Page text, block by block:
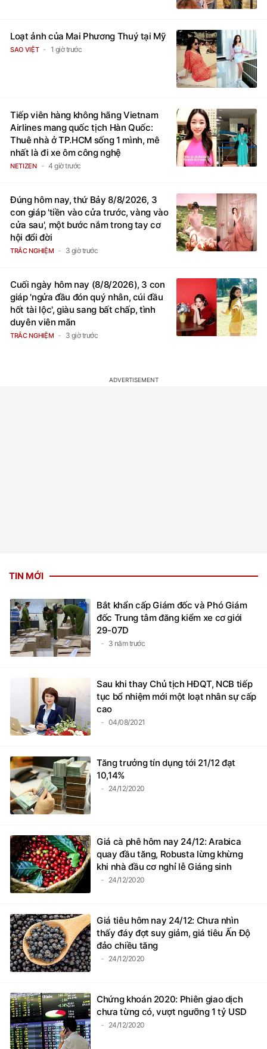
Loạt ảnh của Mai Phương Thuý tại Mỹ
SAO VIỆT 1 giờ trước
Tiếp viên hàng không hãng Vietnam
Airlines mang quốc tịch Hàn Quốc:
Thuê nhà ở TP.HCM sống 1 mình, mê
nhất là đi xe ôm công nghệ
NETIZEN 4 giờ trước
Đúng hôm nay, thứ Bảy 8/8/2026, 3
con giáp 'tiền vào cửa trước, vàng vào
cửa sau', một bước nắm trong tay cơ
hội đổi đời
TRẮC NGHIỆM 3 giờ trước
Cuối ngày hôm nay (8/8/2026), 3 con
giáp 'ngửa đầu đón quý nhân, cúi đầu
hốt tài lộc', giàu sang bất chấp, tình
duyên viên mãn
TRẮC NGHIỆM 3 giờ trước
TIN MỚI
Bắt khẩn cấp Giám đốc và Phó Giám
đốc Trung tâm đăng kiểm xe cơ giới
29-07D
3 năm trước
Sau khi thay Chủ tịch HĐQT, NCB tiếp
tục bổ nhiệm mới một loạt nhân sự cấp
cao
04/08/2021
Tăng trưởng tín dụng tới 21/12 đạt
10,14%
24/12/2020
Giá cà phê hôm nay 24/12: Arabica
quay đầu tăng, Robusta lừng khừng
khi nhà đầu cơ nghỉ lễ Giáng sinh
24/12/2020
Giá tiêu hôm nay 24/12: Chưa nhìn
thấy đáy đợt suy giảm, giá tiêu Ấn Độ
đảo chiều tăng
24/12/2020
Chứng khoán 2020: Phiên giao dịch
chưa từng có, vượt ngưỡng 1 tỷ USD
24/12/2020